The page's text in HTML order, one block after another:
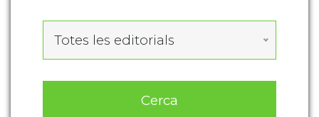
Totes les editorials
Cerca